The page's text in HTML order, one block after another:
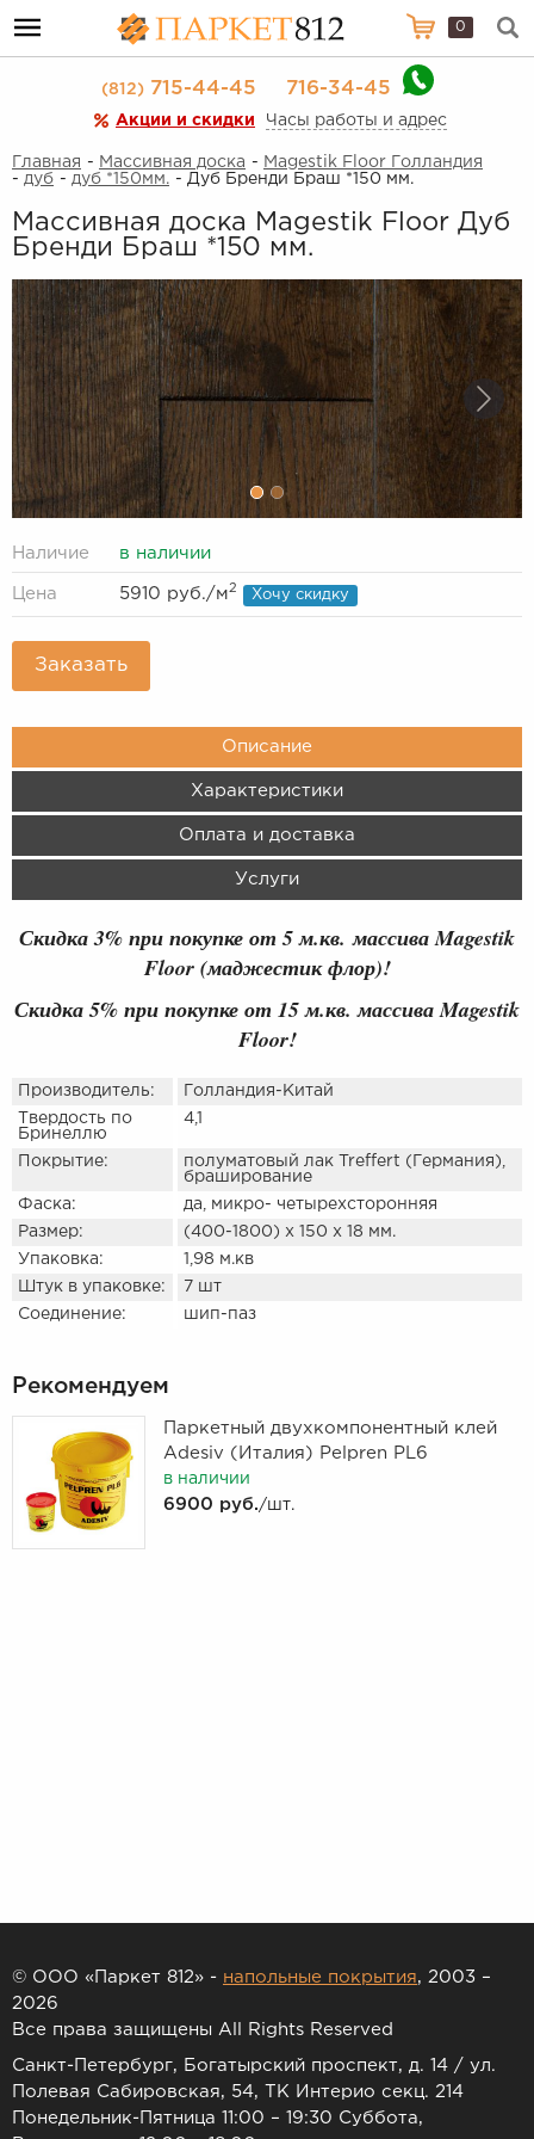
0
(812)715-44-45 716-34-45
Акции и скидки Часы работы и адрес
Главная - Массивная доска - Magestik Floor Голландия
- дуб - дуб *150мм. - Дуб Бренди Браш *150 мм.
Массивная доска Magestik Floor Дуб
Бренди Браш *150 мм.
Наличие в наличии
Цена 5910 руб./м2 Хочу скидку
Заказать
Описание
Характеристики
Оплата и доставка
Услуги
Скидка 3% при покупке от 5 м.кв. массива Magestik
Floor (маджестик флор)!
Скидка 5% при покупке от 15 м.кв. массива Magestik
Floor!
Производитель:
Голландия-Китай
Твердость по
Бринеллю
4,1
Покрытие:
полуматовый лак Treffert (Германия),
браширование
Фаска:
да, микро- четырехсторонняя
Размер:
(400-1800) х 150 х 18 мм.
Упаковка:
1,98 м.кв
Штук в упаковке:
7 шт
Соединение:
шип-паз
Рекомендуем
Паркетный двухкомпонентный клей
Adesiv (Италия) Pelpren PL6
в наличии
6900 руб./шт.
© ООО «Паркет 812» - напольные покрытия, 2003 –
2026
Все права защищены All Rights Reserved
Санкт-Петербург, Богатырский проспект, д. 14 / ул.
Полевая Сабировская, 54, ТК Интерио секц. 214
Понедельник-Пятница 11:00 – 19:30 Суббота,